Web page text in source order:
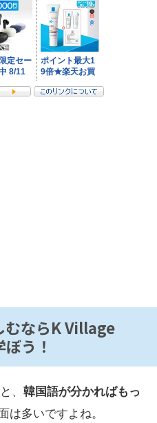
むならK Village
う！
、 韓国語が分かればもっ
は多いですよね。